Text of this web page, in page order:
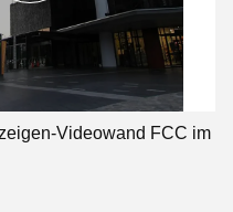
Videowand FCC im